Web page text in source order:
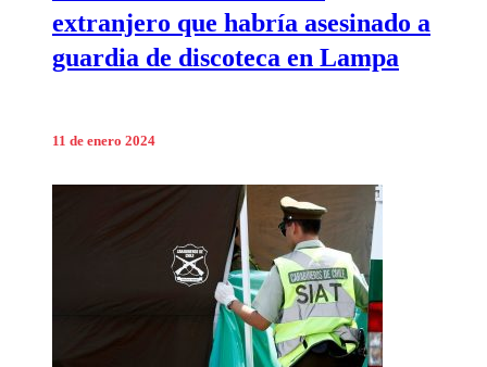
extranjero que habría asesinado a
guardia de discoteca en Lampa
11 de enero 2024